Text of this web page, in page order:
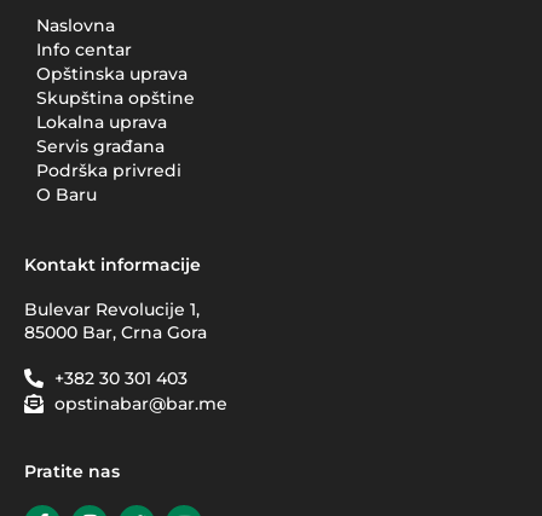
Naslovna
Info centar
Opštinska uprava
Skupština opštine
Lokalna uprava
Servis građana
Podrška privredi
O Baru
Kontakt informacije
Bulevar Revolucije 1,
85000 Bar, Crna Gora
+382 30 301 403
opstinabar@bar.me
Pratite nas